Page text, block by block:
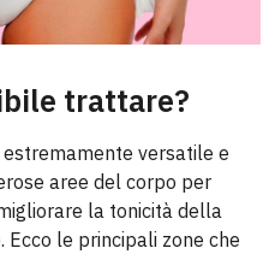
trattare?
versatile e
aree del corpo per
la tonicità della
le principali zone che